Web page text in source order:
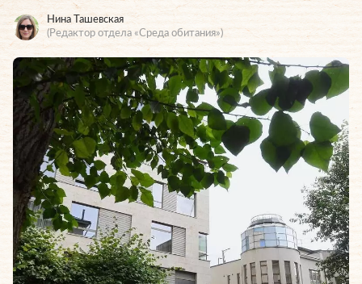
Нина Ташевская
(Редактор отдела «Среда обитания»)